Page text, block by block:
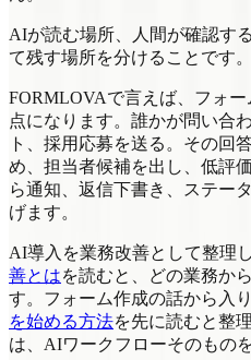
AIが読む場所、人間が確認す
て残す場所を分けることです。
FORMLOVAで言えば、フォ
点になります。誰かが問い合
ト、採用応募を送る。その回
め、担当者候補を出し、低評
ら通知、返信下書き、ステー
げます。
AI導入を業務改善として整理
善とはを読むと、どの業務か
す。フォーム作成の話から入
を始める方法を先に読むと整
は、AIワークフローそのもの